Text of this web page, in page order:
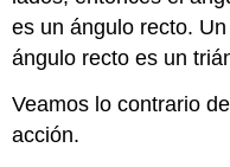
es un ángulo recto.
ángulo recto es un
Veamos lo contrario
acción.